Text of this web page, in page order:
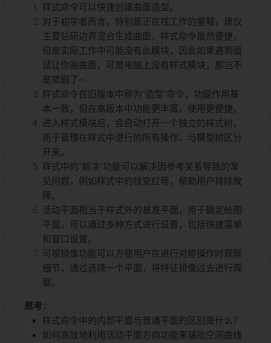
用，帮助用户全面掌握这一强大的设计工具。样式命令（在旧版本中称
为造型命令）主要用于高效创建空间曲线和曲面，广泛应用于曲面样式
造型和零件样式造型中。教程详细讲解了样式命令的基本用法、功能特
点以及与外部特征的关联，同时介绍了样式模块的界面布局、活动平
面、快捷工具栏和可视镜像等实用功能。无论您是Creo/Proe初学者还
是希望提升曲面与零件设计能力的专业人士，本视频都能为您提供实用
指导，助您轻松掌握样式命令，优化设计流程！
样式命令可以快速创建曲面造型。
对于初学者而言，特别是正在找工作的童鞋，建议
主要钻研边界混合生成曲面，样式命令虽然便捷，
但是实际工作中可能没有此模块，因此如果遇到面
试让你画曲面，可是电脑上没有样式模块，那岂不
是悲剧了~
样式命令在旧版本中称为“造型”命令，功能作用基
本一致，但在高版本中功能更丰富，使用更便捷。
进入样式模块后，会自动打开一个独立的样式树，
用于管理在样式中进行的所有操作，与模型树区分
开来。
样式中的“解决”功能可以解决因参考关系导致的常
见问题，例如样式中的线变红等，帮助用户排除故
障。
活动平面相当于样式外的基准平面，用于确定绘图
平面，可以通过多种方式进行设置，包括快捷菜单
和窗口设置。
可视镜像功能可以方便用户在进行对称操作时观察
细节，通过选择一个平面，将特征镜像过去进行观
察。
思考：
样式命令中的内部平面与普通平面的区别是什么？
如何高效地利用活动平面方向功能来辅助空间曲线